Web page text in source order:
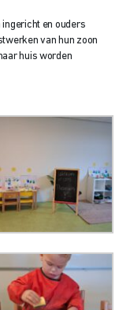
en ouders
van hun zoon
huis worden